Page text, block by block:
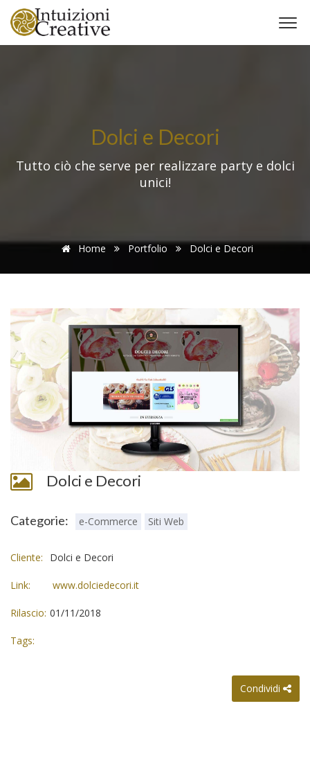
Dolci e Decori
Tutto ciò che serve per realizzare party e dolci
unici!
Home Portfolio Dolci e Decori
Dolci e Decori
Categorie: e-Commerce Siti Web
Cliente: Dolci e Decori
Link: www.dolciedecori.it
Rilascio: 01/11/2018
Tags:
Condividi